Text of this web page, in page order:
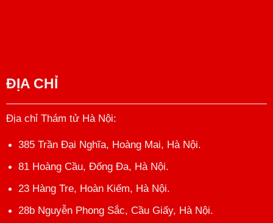
ĐỊA CHỈ
Địa chỉ Thám tử Hà Nội:
385 Trần Đại Nghĩa, Hoàng Mai, Hà Nội.
81 Hoàng Cầu, Đống Đa, Hà Nội.
23 Hàng Tre, Hoàn Kiếm, Hà Nội.
28b Nguyễn Phong Sắc, Cầu Giấy, Hà Nội.